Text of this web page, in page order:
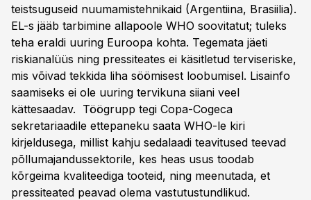
teistsuguseid nuumamistehnikaid (Argentiina, Brasiilia).
EL-s jääb tarbimine allapoole WHO soovitatut; tuleks
teha eraldi uuring Euroopa kohta. Tegemata jäeti
riskianalüüs ning pressiteates ei käsitletud terviseriske,
mis võivad tekkida liha söömisest loobumisel. Lisainfo
saamiseks ei ole uuring tervikuna siiani veel
kättesaadav. Töögrupp tegi Copa-Cogeca
sekretariaadile ettepaneku saata WHO-le kiri
kirjeldusega, millist kahju sedalaadi teavitused teevad
põllumajandussektorile, kes heas usus toodab
kõrgeima kvaliteediga tooteid, ning meenutada, et
pressiteated peavad olema vastutustundlikud.